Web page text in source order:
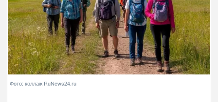
Фото: коллаж RuNews24.ru